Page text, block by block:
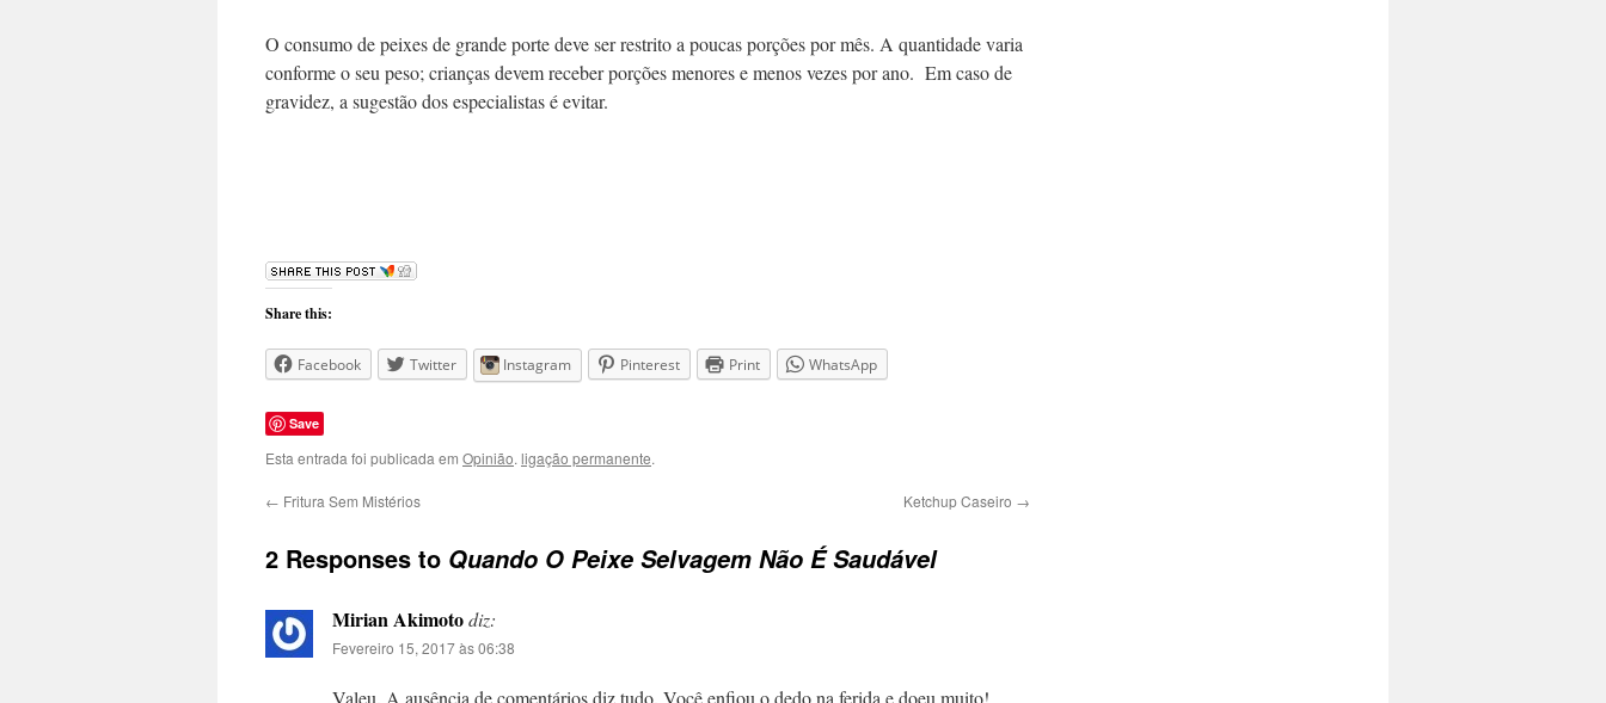
O consumo de peixes de grande porte deve ser restrito a poucas porções por mês. A quantidade varia
conforme o seu peso; crianças devem receber porções menores e menos vezes por ano. Em caso de
gravidez, a sugestão dos especialistas é evitar.
Share this:
Facebook Twitter Instagram Pinterest Print WhatsApp
Save
Esta entrada foi publicada em Opinião. ligação permanente.
← Fritura Sem Mistérios Ketchup Caseiro →
2 Responses to Quando O Peixe Selvagem Não É Saudável
Mirian Akimotodiz:
Fevereiro 15, 2017 às 06:38
Valeu. A ausência de comentários diz tudo. Você enfiou o dedo na ferida e doeu muito!